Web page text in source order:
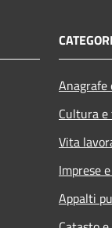
Cultura
Vita
Imprese
Appalti